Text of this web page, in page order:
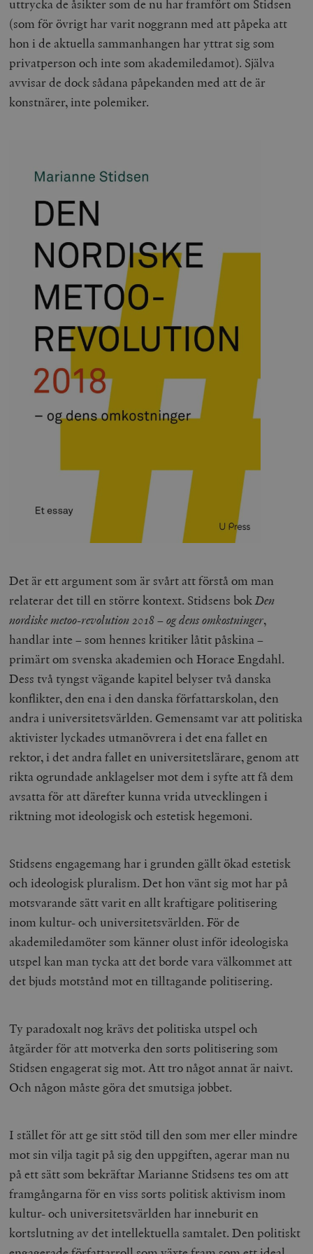
uttrycka de åsikter som de nu har framfört om Stidsen
(som för övrigt har varit noggrann med att påpeka att
hon i de aktuella sammanhangen har yttrat sig som
privatperson och inte som akademiledamot). Själva
avvisar de dock sådana påpekanden med att de är
konstnärer, inte polemiker.
Det är ett argument som är svårt att förstå om man
relaterar det till en större kontext. Stidsens bokDen
nordiske metoo-revolution 2018 – og dens omkostninger,
handlar inte – som hennes kritiker låtit påskina –
primärt om svenska akademien och Horace Engdahl.
Dess två tyngst vägande kapitel belyser två danska
konflikter, den ena i den danska författarskolan, den
andra i universitetsvärlden. Gemensamt var att politiska
aktivister lyckades utmanövrera i det ena fallet en
rektor, i det andra fallet en universitetslärare, genom att
rikta ogrundade anklagelser mot dem i syfte att få dem
avsatta för att därefter kunna vrida utvecklingen i
riktning mot ideologisk och estetisk hegemoni.
Stidsens engagemang har i grunden gällt ökad estetisk
och ideologisk pluralism. Det hon vänt sig mot har på
motsvarande sätt varit en allt kraftigare politisering
inom kultur- och universitetsvärlden. För de
akademiledamöter som känner olust inför ideologiska
utspel kan man tycka att det borde vara välkommet att
det bjuds motstånd mot en tilltagande politisering.
Ty paradoxalt nog krävs det politiska utspel och
åtgärder för att motverka den sorts politisering som
Stidsen engagerat sig mot. Att tro något annat är naivt.
Och någon måste göra det smutsiga jobbet.
I stället för att ge sitt stöd till den som mer eller mindre
mot sin vilja tagit på sig den uppgiften, agerar man nu
på ett sätt som bekräftar Marianne Stidsens tes om att
framgångarna för en viss sorts politisk aktivism inom
kultur- och universitetsvärlden har inneburit en
kortslutning av det intellektuella samtalet. Den politiskt